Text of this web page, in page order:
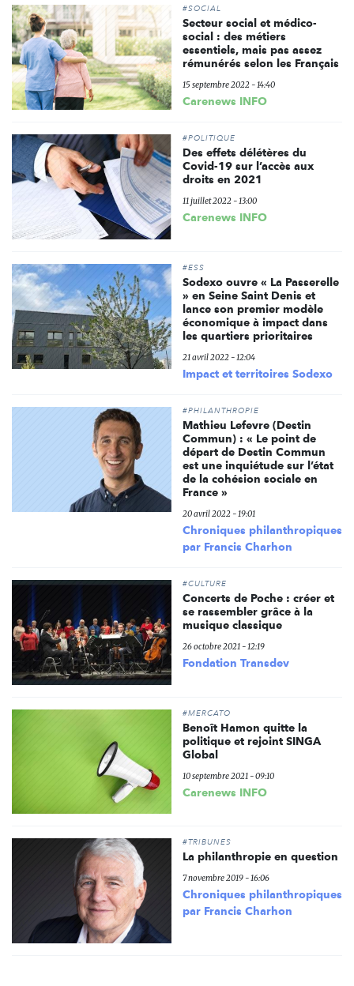
#SOCIAL
Secteur social et médico-
social : des métiers
essentiels, mais pas assez
rémunérés selon les Français
15 septembre 2022 - 14:40
Carenews INFO
#POLITIQUE
Des effets délétères du
Covid-19 sur l’accès aux
droits en 2021
11 juillet 2022 - 13:00
Carenews INFO
#ESS
Sodexo ouvre « La Passerelle
» en Seine Saint Denis et
lance son premier modèle
économique à impact dans
les quartiers prioritaires
21 avril 2022 - 12:04
Impact et territoires Sodexo
#PHILANTHROPIE
Mathieu Lefevre (Destin
Commun) : « Le point de
départ de Destin Commun
est une inquiétude sur l’état
de la cohésion sociale en
France »
20 avril 2022 - 19:01
Chroniques philanthropiques
par Francis Charhon
#CULTURE
Concerts de Poche : créer et
se rassembler grâce à la
musique classique
26 octobre 2021 - 12:19
Fondation Transdev
#MERCATO
Benoît Hamon quitte la
politique et rejoint SINGA
Global
10 septembre 2021 - 09:10
Carenews INFO
#TRIBUNES
La philanthropie en question
7 novembre 2019 - 16:06
Chroniques philanthropiques
par Francis Charhon